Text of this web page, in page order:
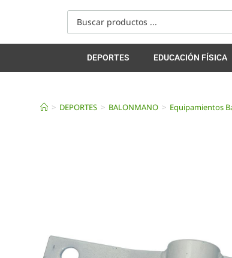
DEPORTES EDUCACIÓN FÍSICA
> DEPORTES > BALONMANO > Equipamientos